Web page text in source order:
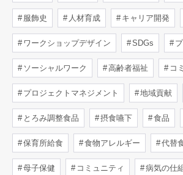
服飾史 人材育成 キャリア開発
ワークショップデザイン SDGs プ
ソーシャルワーク 高齢者福祉 コ
プロジェクトマネジメント 地域貢献
とろみ調整食品 摂食嚥下 食品
保育所給食 食物アレルギー 代替
母子保健 コミュニティ 病気の仕